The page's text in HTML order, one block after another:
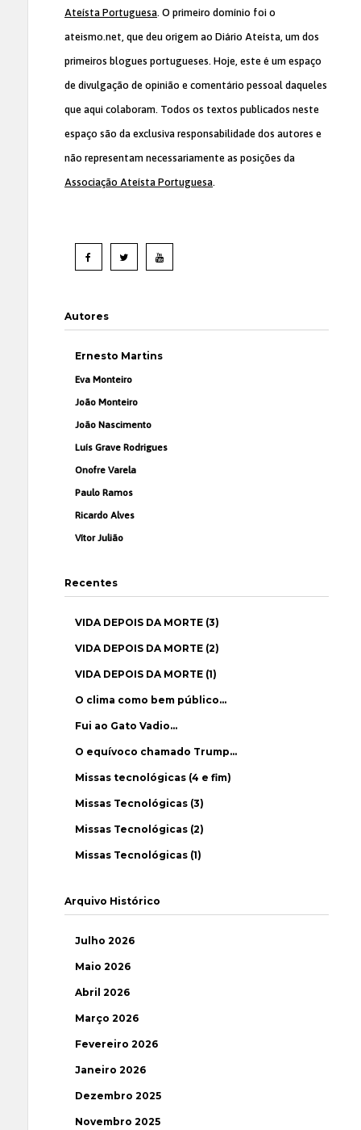
Ateísta Portuguesa. O primeiro domínio foi o
ateismo.net, que deu origem ao Diário Ateísta, um dos
primeiros blogues portugueses. Hoje, este é um espaço
de divulgação de opinião e comentário pessoal daqueles
que aqui colaboram. Todos os textos publicados neste
espaço são da exclusiva responsabilidade dos autores e
não representam necessariamente as posições da
Associação Ateísta Portuguesa.
Autores
Ernesto Martins
Eva Monteiro
João Monteiro
João Nascimento
Luís Grave Rodrigues
Onofre Varela
Paulo Ramos
Ricardo Alves
Vítor Julião
Recentes
VIDA DEPOIS DA MORTE (3)
VIDA DEPOIS DA MORTE (2)
VIDA DEPOIS DA MORTE (1)
O clima como bem público…
Fui ao Gato Vadio…
O equívoco chamado Trump…
Missas tecnológicas (4 e fim)
Missas Tecnológicas (3)
Missas Tecnológicas (2)
Missas Tecnológicas (1)
Arquivo Histórico
Julho 2026
Maio 2026
Abril 2026
Março 2026
Fevereiro 2026
Janeiro 2026
Dezembro 2025
Novembro 2025